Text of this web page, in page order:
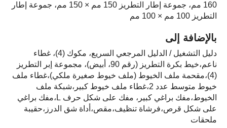
160 مم، جموعة إطار التطريز 150 مم × 150 مم، جموعة إطار
التطريز 100 مم × 100 مم
بالإضافة إلى
دليل التشغيل / الدليل المرجعي السريع، مكوك (4)، غطاء
ناعم،خيط بكرة التطريز (رقم 90، أبيض)، مجموعة إبر التطريز
(4)،مقحمة ملف الخيوط (ملف خيوط صغيرة ملكي)،غطاء ملف
خيوط متوسط عدد 2،غطاء ملف خيوط كبير،شبكة ملف
الخيوط،مفك براغي كبير، مفك على شكل حرف L،مفك براغي
على شكل قرص،فرشاة تنظيف،مقص،أداة شق الدرز،حقيبة
ملحقات